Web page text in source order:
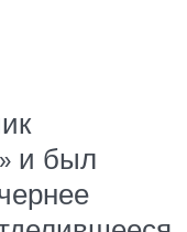
и был